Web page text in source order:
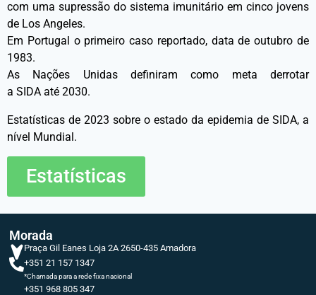
com uma supressão do sistema imunitário em cinco jovens
de Los Angeles.
Em Portugal o primeiro caso reportado, data de outubro de
1983.
As Nações Unidas definiram como meta derrotar
a SIDA até 2030.
Estatísticas de 2023 sobre o estado da epidemia de SIDA, a
nível Mundial.
Estatísticas
Morada
Praça Gil Eanes Loja 2A 2650-435 Amadora
+351 21 157 1347
*Chamada para a rede fixa nacional
+351 968 805 347